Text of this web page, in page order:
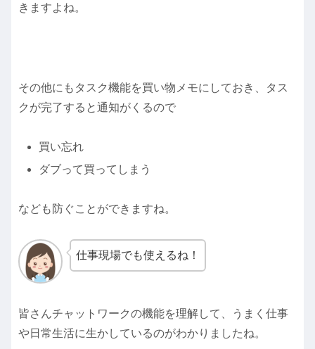
きますよね。
その他にもタスク機能を買い物メモにしておき、タス
クが完了すると通知がくるので
買い忘れ
ダブって買ってしまう
なども防ぐことができますね。
仕事現場でも使えるね！
皆さんチャットワークの機能を理解して、うまく仕事
や日常生活に生かしているのがわかりましたね。